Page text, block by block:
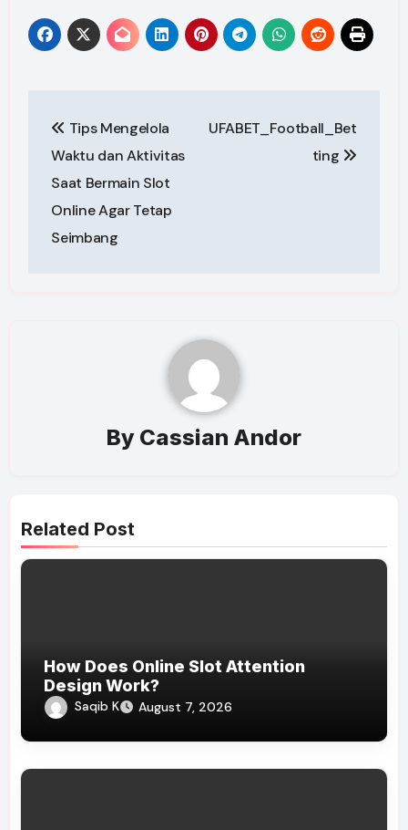
navigation
Tips Mengelola
Waktu dan Aktivitas
Saat Bermain Slot
Online Agar Tetap
Seimbang
UFABET_Football_Bet
ting
By Cassian Andor
Related Post
How Does Online Slot Attention
Design Work?
Saqib K August 7, 2026